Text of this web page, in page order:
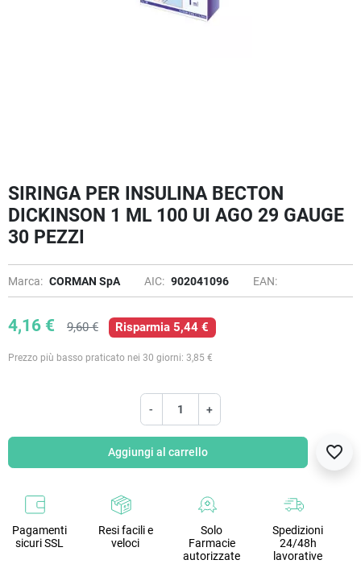
SIRINGA PER INSULINA BECTON
DICKINSON 1 ML 100 UI AGO 29 GAUGE
30 PEZZI
Marca: CORMAN SpA AIC: 902041096 EAN:
4,16 € 9,60 € Risparmia 5,44 €
Prezzo più basso praticato nei 30 giorni: 3,85 €
- +
Aggiungi al carrello favorite_border
Pagamenti
sicuri SSL
Resi facili e
veloci
Solo
Farmacie
autorizzate
Spedizioni
24/48h
lavorative